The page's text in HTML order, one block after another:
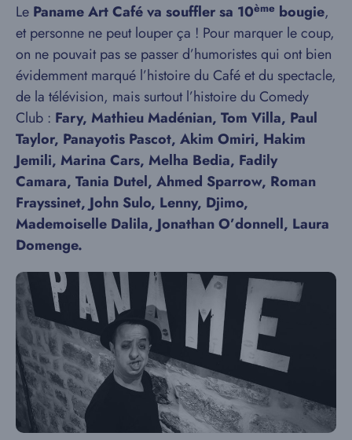
Le Paname Art Café va souffler sa 10ème bougie,
et personne ne peut louper ça ! Pour marquer le coup,
on ne pouvait pas se passer d’humoristes qui ont bien
évidemment marqué l’histoire du Café et du spectacle,
de la télévision, mais surtout l’histoire du Comedy
Club : Fary, Mathieu Madénian, Tom Villa, Paul
Taylor, Panayotis Pascot, Akim Omiri, Hakim
Jemili, Marina Cars, Melha Bedia, Fadily
Camara, Tania Dutel, Ahmed Sparrow, Roman
Frayssinet, John Sulo, Lenny, Djimo,
Mademoiselle Dalila, Jonathan O’donnell, Laura
Domenge.